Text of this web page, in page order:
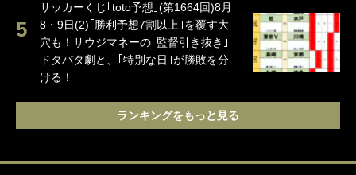
サッカーくじ｢toto予想｣(第1664回)8月
8・9日(2)｢勝利予想7割以上｣を覆す大
穴も！サウジマネーの｢監督引き抜き｣
ドタバタ劇と、｢特別な日｣が勝敗を分
ける！
ランキングをもっと見る